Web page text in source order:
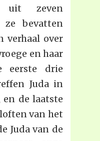
zeven
ze bevatten
verhaal over
en haar
eerste drie
Juda in
en de laatste
van het
Juda van de